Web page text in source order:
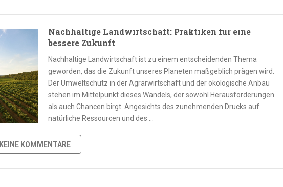
Nachhaltige Landwirtschaft: Praktiken für eine
bessere Zukunft
Nachhaltige Landwirtschaft ist zu einem entscheidenden Thema
geworden, das die Zukunft unseres Planeten maßgeblich prägen wird.
Der Umweltschutz in der Agrarwirtschaft und der ökologische Anbau
stehen im Mittelpunkt dieses Wandels, der sowohl Herausforderungen
als auch Chancen birgt. Angesichts des zunehmenden Drucks auf
natürliche Ressourcen und des …
KEINE KOMMENTARE